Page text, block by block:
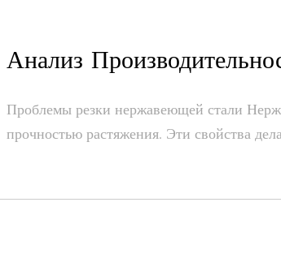
Анализ
Проблемы резки нержавеющей стали
прочностью растяжения. Эти свойства